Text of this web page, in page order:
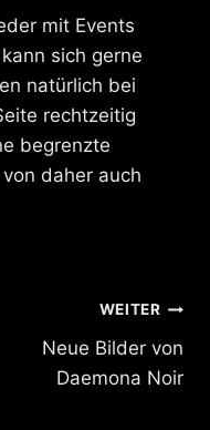
mit Events
sich gerne
natürlich bei
rechtzeitig
begrenzte
daher auch
WEITER
Neue Bilder von
Daemona Noir